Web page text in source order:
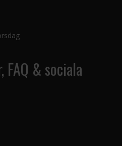
& sociala